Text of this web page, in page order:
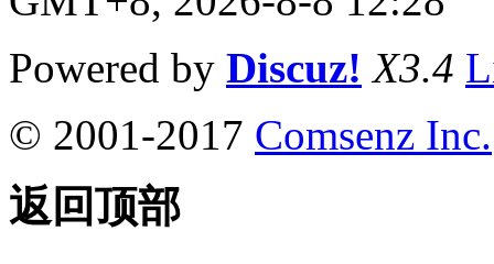
Powered by Discuz! X3.4
© 2001-2017 Comsenz Inc.
返回顶部